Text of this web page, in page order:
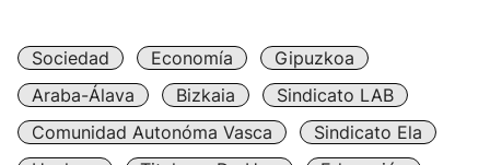
Sociedad Economía
Gipuzkoa
Araba-Álava
Bizkaia
Sindicato LAB
Comunidad Autonóma Vasca
Sindicato Ela